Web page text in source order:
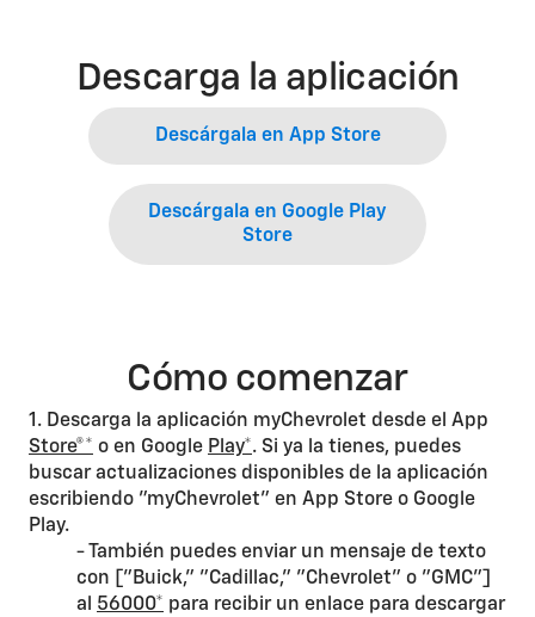
Descarga la aplicación
Descárgala en App Store
Descárgala en Google Play
Store
Cómo comenzar
1. Descarga la aplicación myChevrolet desde el App
Store®* o en Google Play*. Si ya la tienes, puedes
buscar actualizaciones disponibles de la aplicación
escribiendo "myChevrolet" en App Store o Google
Play.
- También puedes enviar un mensaje de texto
con ["Buick," "Cadillac," "Chevrolet" o "GMC"]
al 56000* para recibir un enlace para descargar